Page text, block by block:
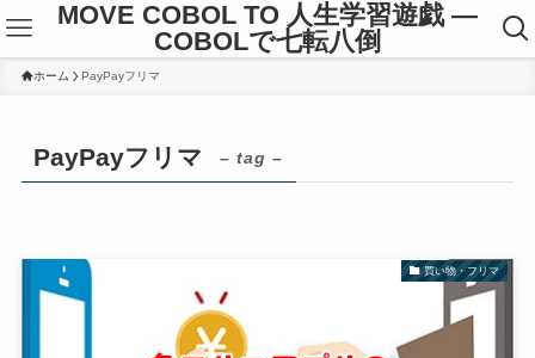
MOVE COBOL TO 人生学習遊戯 ―
COBOLで七転八倒
ホーム PayPayフリマ
PayPayフリマ – tag –
買い物・フリマ